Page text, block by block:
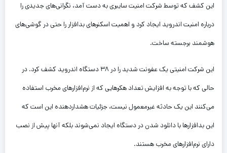
این کشف که توسط شرکت امنیت سایبری به دست آمد، نگرانی‌های جدیدی را
درباره امنیت اندروید ایجاد کرد و اهمیت اسکنرهای بدافزار را حتی در گوشی‌های
هوشمند برجسته ساخت.
این شرکت امنیتی یک عفونت شدید را در ۳۸ دستگاه اندروید کشف کرد. در
حالی که با توجه به افزایش تعداد هکرهایی که از نرم‌افزارهای مخرب استفاده
می‌کنند این یک حادثه غیرمعمول نیست، جزئیات هشداردهنده این است که
این بدافزارها با دانلود شدن در دستگاه ایجاد نمی‌شوند بلکه آنها پیش از نصب
دارای نرم‌افزارهای مخرب هستند.